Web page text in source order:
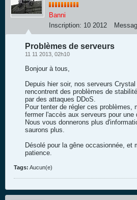
Banni
Inscription: 10 2012
Problèmes de serveurs
11 11 2013, 02h10
Bonjour à tous,
Depuis hier soir, nos serveurs
rencontrent des problèmes de
par des attaques DDoS.
Pour tenter de régler ces problèmes,
fermer l'accès aux serveurs pour une
Nous vous donnerons plus
saurons plus.
Désolé pour la gêne occasionnée, et
patience.
Tags: Aucun(e)